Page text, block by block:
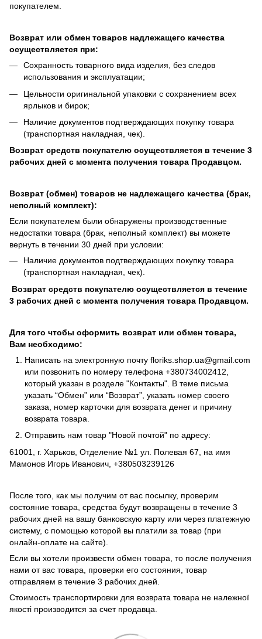
покупателем.
Возврат или обмен товаров надлежащего качества
осуществляется при:
Сохранность товарного вида изделия, без следов
использования и эксплуатации;
Цельности оригинальной упаковки с сохранением всех
ярлыков и бирок;
Наличие документов подтверждающих покупку товара
(транспортная накладная, чек).
Возврат средств покупателю осуществляется в течение 3
рабочих дней с момента получения товара Продавцом.
Возврат (обмен) товаров не надлежащего качества (брак,
неполный комплект):
Если покупателем были обнаружены производственные
недостатки товара (брак, неполный комплект) вы можете
вернуть в течении 30 дней при условии:
Наличие документов подтверждающих покупку товара
(транспортная накладная, чек).
Возврат средств покупателю осуществляется в течение
3 рабочих дней с момента получения товара Продавцом.
Для того чтобы оформить возврат или обмен товара,
Вам необходимо:
Написать на электронную почту floriks.shop.ua@gmail.com
или позвонить по номеру телефона +380734002412
который указан в розделе "Контакты" . В теме письма
указать “Обмен” или “Возврат”, указать номер своего
заказа, номер карточки для возврата денег и причину
возврата товара.
Отправить нам товар "Новой почтой" по адресу:
61001, г. Харьков, Отделение №1 ул. Полевая 67, на имя
Мамонов Игорь Иванович, +380503239126
После того, как мы получим от вас посылку, проверим
состояние товара, средства будут возвращены в течение 3
рабочих дней на вашу банковскую карту или через платежную
систему, с помощью которой вы платили за товар (при
онлайн-оплате на сайте).
Если вы хотели произвести обмен товара, то после получения
нами от вас товара, проверки его состояния, товар
отправляем в течение 3 рабочих дней.
Стоимость транспортировки для возврата товара не належної
якості производится за счет продавца.